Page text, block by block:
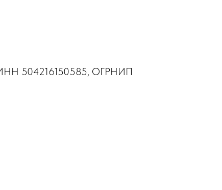
ИНН 504216150585, ОГРНИП